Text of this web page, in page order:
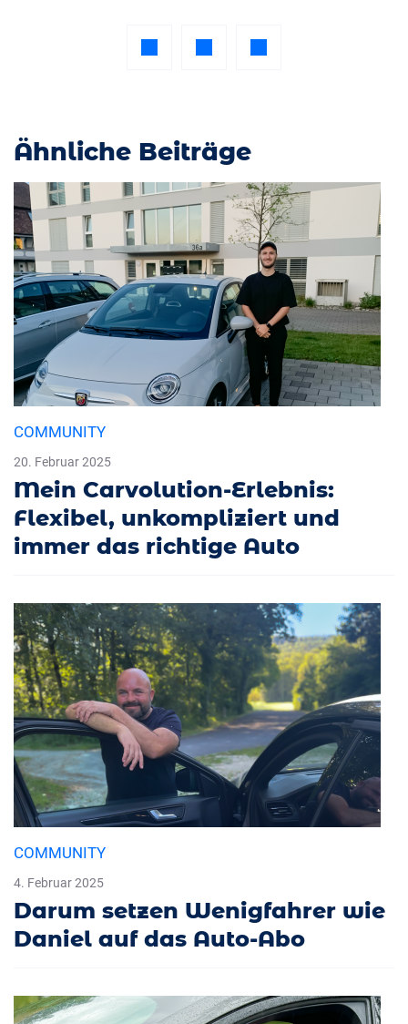
Ähnliche Beiträge
COMMUNITY
20. Februar 2025
Mein Carvolution-Erlebnis:
Flexibel, unkompliziert und
immer das richtige Auto
COMMUNITY
4. Februar 2025
Darum setzen Wenigfahrer wie
Daniel auf das Auto-Abo